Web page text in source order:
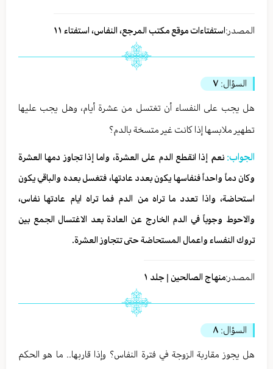
المصدر:استفتاءات موقع مكتب المرجع، النفاس، استفتاء ١١
السؤال: ٧
هل يجب على النفساء أن تغتسل من عشرة أيام، وهل يجب عليها
تطهير ملابسها إذا كانت غير متسخة بالدم؟
الجواب:نعم إذا انقطع الدم على العشرة، واما إذا تجاوز دمها العشرة
وكان دماً واحداً فنفاسها يكون بعدد عادتها، فتغسل بعده والباقي يكون
استحاضة، واذا تعدد ما تراه من الدم فما تراه ايام عادتها نفاس،
والاحوط وجوباً في الدم الخارج عن العادة بعد الاغتسال الجمع بين
تروك النفساء واعمال المستحاضة حتى تتجاوز العشرة.
المصدر:منهاج الصالحين | جلد ١
السؤال: ٨
هل يجوز مقاربة الزوجة في فترة النفاس؟ وإذا قاربها.. ما هو الحكم